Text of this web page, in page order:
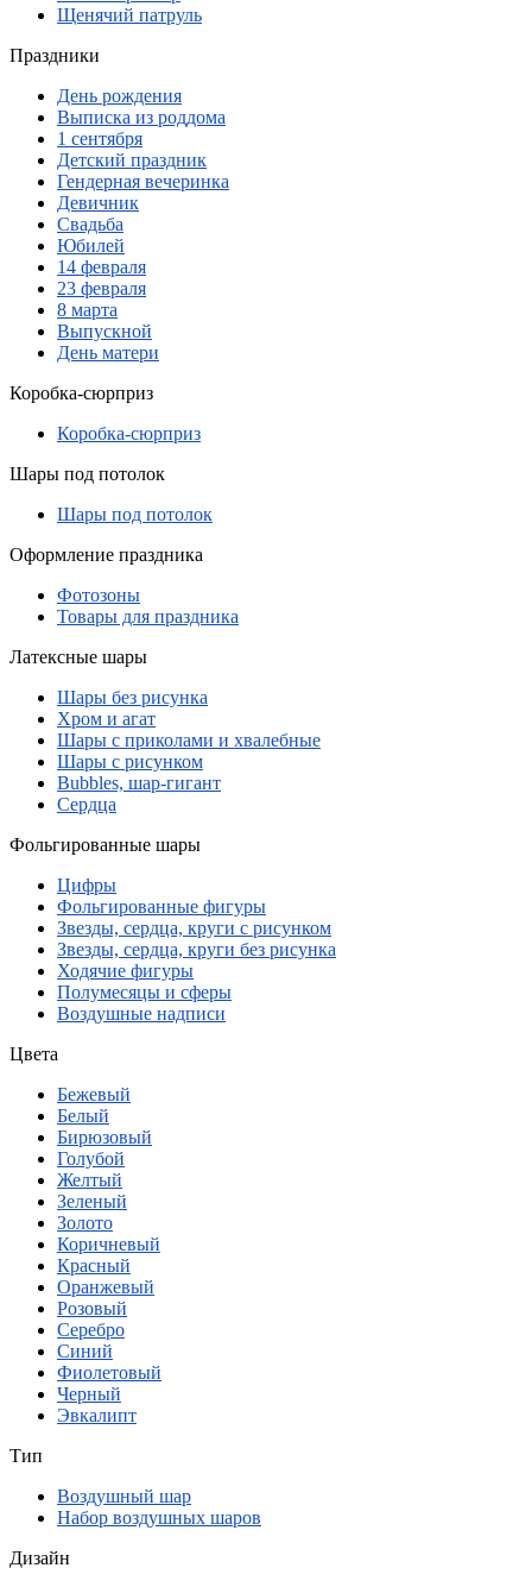
Щенячий патруль
Праздники
День рождения
Выписка из роддома
1 сентября
Детский праздник
Гендерная вечеринка
Девичник
Свадьба
Юбилей
14 февраля
23 февраля
8 марта
Выпускной
День матери
Коробка-сюрприз
Коробка-сюрприз
Шары под потолок
Шары под потолок
Оформление праздника
Фотозоны
Товары для праздника
Латексные шары
Шары без рисунка
Хром и агат
Шары с приколами и хвалебные
Шары с рисунком
Bubbles, шар-гигант
Сердца
Фольгированные шары
Цифры
Фольгированные фигуры
Звезды, сердца, круги с рисунком
Звезды, сердца, круги без рисунка
Ходячие фигуры
Полумесяцы и сферы
Воздушные надписи
Цвета
Бежевый
Белый
Бирюзовый
Голубой
Желтый
Зеленый
Золото
Коричневый
Красный
Оранжевый
Розовый
Серебро
Синий
Фиолетовый
Черный
Эвкалипт
Тип
Воздушный шар
Набор воздушных шаров
Дизайн